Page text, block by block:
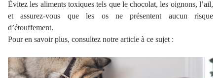
Évitez les aliments toxiques tels que le chocolat, les oignons, l’ail,
et assurez-vous que les os ne présentent aucun risque
d’étouffement.
Pour en savoir plus, consultez notre article à ce sujet :